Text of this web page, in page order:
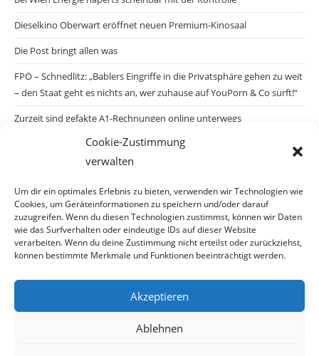
Cookie-Zustimmung
verwalten
Um dir ein optimales Erlebnis zu bieten, verwenden wir Technologien wie
Cookies, um Geräteinformationen zu speichern und/oder darauf
zuzugreifen. Wenn du diesen Technologien zustimmst, können wir Daten
wie das Surfverhalten oder eindeutige IDs auf dieser Website
verarbeiten. Wenn du deine Zustimmung nicht erteilst oder zurückziehst,
können bestimmte Merkmale und Funktionen beeinträchtigt werden.
Akzeptieren
Ablehnen
Dieselkino Oberwart eröffnet neuen Premium-Kinosaal
Die Post bringt allen was
FPÖ – Schnedlitz: „Bablers Eingriffe in die Privatsphäre gehen zu weit
– den Staat geht es nichts an, wer zuhause auf YouPorn & Co surft!“
Zurzeit sind gefakte A1-Rechnungen online unterwegs
Salzburgs Juden und ihre Sicherheit: „Erst nach einem Anschlag wäre
die Gefahr endlich konkret!“
Biologisches Wunder in Ceuta
Ein vermeintliches Abschiebemärchen
Archiv